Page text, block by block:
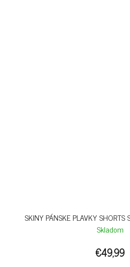
SKINY PÁNSKE PLAVKY
Skladom
€49,99